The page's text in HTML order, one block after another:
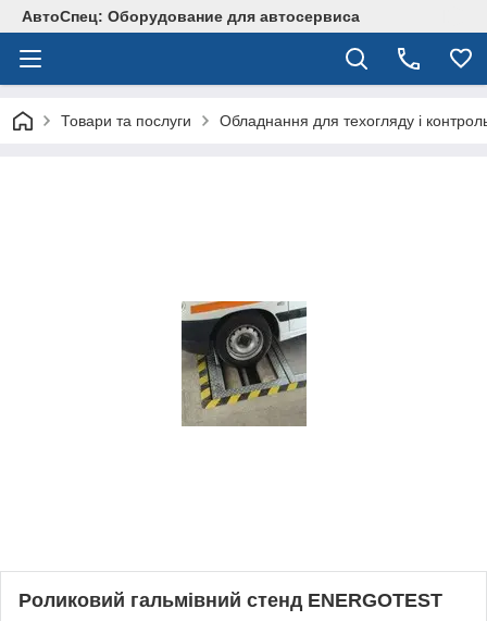
АвтоСпец: Оборудование для автосервиса
Товари та послуги Обладнання для техогляду і
Роликовий гальмівний стенд ENERGOTEST